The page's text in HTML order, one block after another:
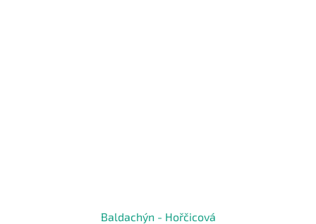
Baldachýn - Hořčicová